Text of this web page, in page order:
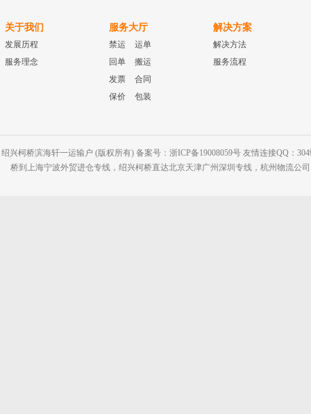
关于我们
发展历程
服务理念
服务大厅
禁运
运单
回单
搬运
发票
合同
保价
包装
解决方案
解决方法
服务流程
绍兴柯桥滨海轩一运输户 (版权所有) 备案号：浙ICP备19008059号 友情连接QQ：
桥到上海宁波外贸进仓专线，绍兴柯桥直达北京天津广州深圳专线，杭州物流公